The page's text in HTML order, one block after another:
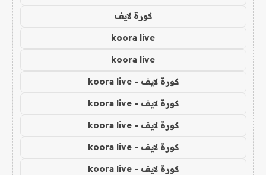
كورة لايف
koora live
koora live
كورة لايف - koora live
كورة لايف - koora live
كورة لايف - koora live
كورة لايف - koora live
كورة لايف - koora live